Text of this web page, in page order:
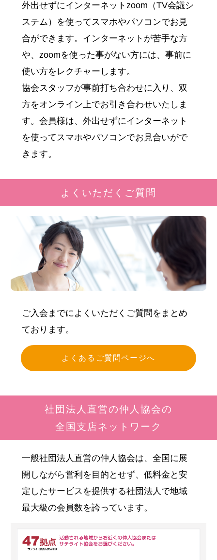
外出せずにインターネットzoom（TV会議シ
ステム）を使ってスマホやパソコンでお見
合ができます。インターネットが苦手な方
や、zoomを使った事がない方には、事前に
使い方をレクチャーします。
協会スタッフが事前打ち合わせに入り、双
方をオンライン上でお引き合わせいたしま
す。会員様は、外出せずにインターネット
を使ってスマホやパソコンでお見合いがで
きます。
よくいただくご質問
ご入会までによくいただくご質問をまとめ
ております。
よくあるご質問ページへ
社団法人直営の仲人協会の
全国支店ネットワーク
一般社団法人直営の仲人協会は、全国に展
開しながら営利を目的とせず、低料金と安
定したサービスを提供する社団法人で地域
最大級の会員数を誇っています。